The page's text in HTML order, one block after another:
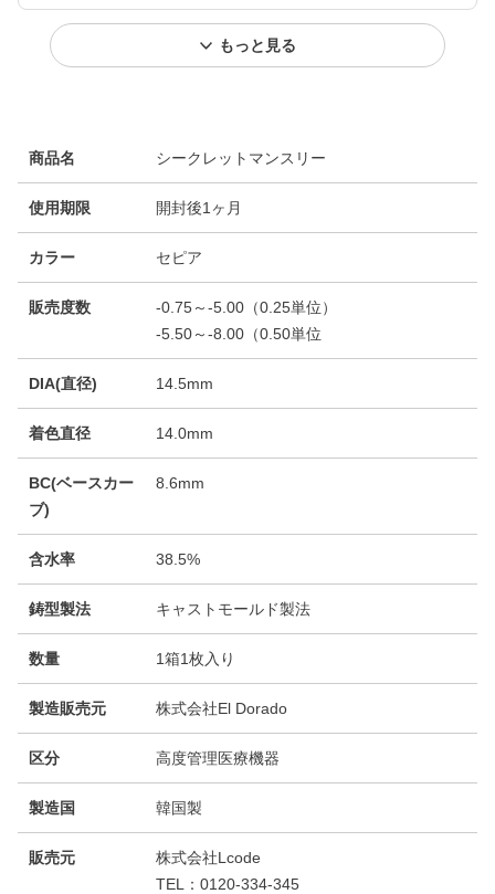
もっと見る
商品名 シークレットマンスリー
使用期限 開封後1ヶ月
カラー セピア
販売度数
-0.75～-5.00（0.25単位）
-5.50～-8.00（0.50単位
DIA(直径) 14.5mm
着色直径 14.0mm
BC(ベースカー
ブ)
8.6mm
含水率 38.5%
鋳型製法 キャストモールド製法
数量 1箱1枚入り
製造販売元 株式会社El Dorado
区分 高度管理医療機器
製造国 韓国製
販売元
株式会社Lcode
TEL：0120-334-345